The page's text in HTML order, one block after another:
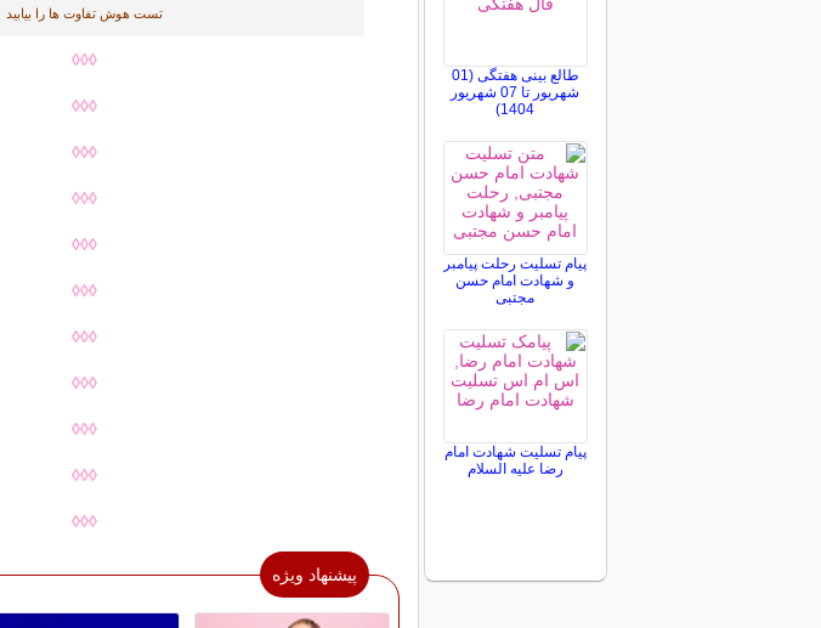
تست هوش تفاوت ها را بیابید
◊◊◊
◊◊◊
◊◊◊
◊◊◊
◊◊◊
◊◊◊
◊◊◊
◊◊◊
◊◊◊
◊◊◊
◊◊◊
پیشنهاد ویژه
طالع بینی هفتگی (01
شهریور تا 07 شهریور
1404)
پیام تسلیت رحلت پیامبر
و شهادت امام حسن
مجتبی
پیام تسلیت شهادت امام
رضا علیه السلام